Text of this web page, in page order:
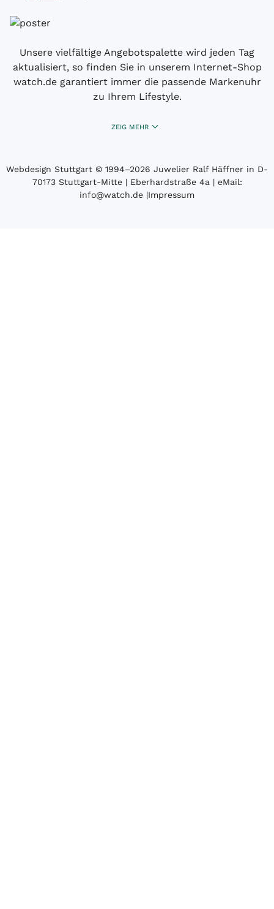
Unsere vielfältige Angebotspalette wird jeden Tag
aktualisiert, so finden Sie in unserem Internet-Shop
watch.de garantiert immer die passende Markenuhr
zu Ihrem Lifestyle.
ZEIG MEHR
Webdesign Stuttgart © 1994­–2026 Juwelier Ralf Häffner in D-
70173 Stuttgart-Mitte | Eberhardstraße 4a | eMail:
info@watch.de |Impressum